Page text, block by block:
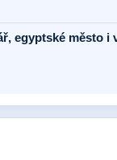
egyptské město i